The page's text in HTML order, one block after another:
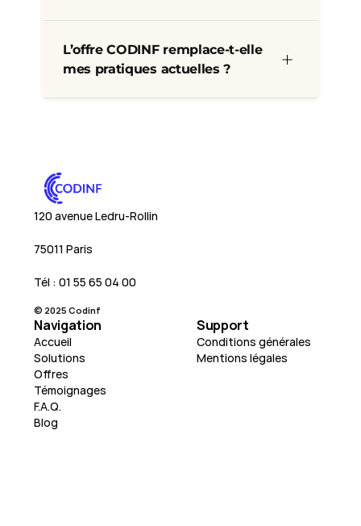
L’offre CODINF remplace‑t‑elle
mes pratiques actuelles ?
120 avenue Ledru-Rollin
75011 Paris
Tél : 01 55 65 04 00
© 2025 Codinf
Navigation
Accueil
Solutions
Offres
Témoignages
F.A.Q.
Blog
Support
Conditions générales
Mentions légales